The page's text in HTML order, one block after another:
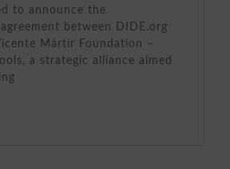
to announce the
between DIDE.org
Mártir Foundation –
a strategic alliance aimed